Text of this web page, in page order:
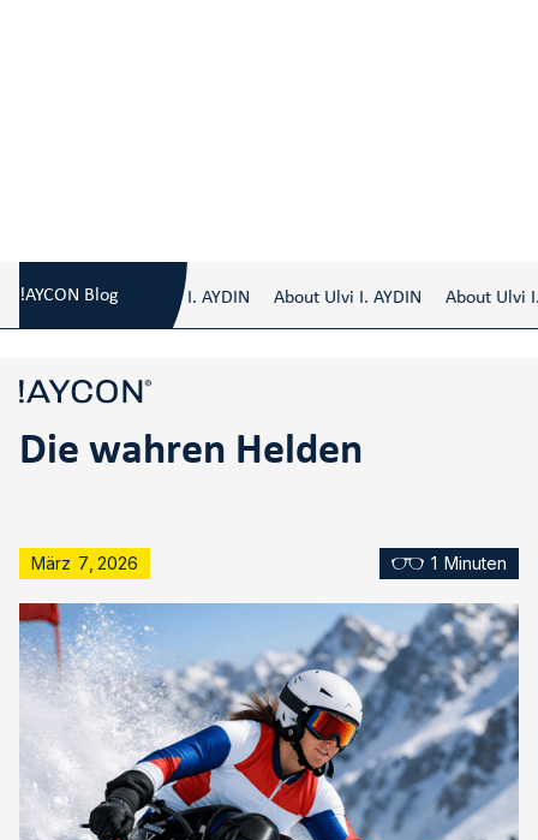
!AYCON BlogAbout Ulvi I. AYDIN About Ulvi I. AYDIN About Ulvi I.
Die wahren Helden
März 7 2026 1 Minuten